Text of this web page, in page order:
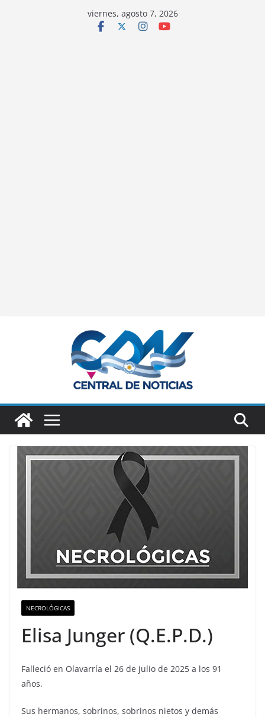
viernes, agosto 7, 2026
NECROLÓGICAS
Elisa Junger (Q.E.P.D.)
Falleció en Olavarría el 26 de julio de 2025 a los 91
años.
Sus hermanos, sobrinos, sobrinos nietos y demás